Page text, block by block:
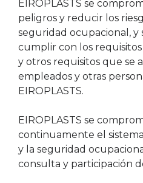
EIROPLASTS se
peligros y reducir los
seguridad ocupacional, y
cumplir con los
y otros requisitos que se
empleados y otras
EIROPLASTS.
EIROPLASTS se
continuamente el
y la seguridad
consulta y participación